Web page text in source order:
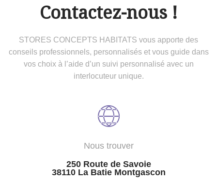
Contactez-nous !
STORES CONCEPTS HABITATS vous apporte des
conseils professionnels, personnalisés et vous guide dans
vos choix à l’aide d’un suivi personnalisé avec un
interlocuteur unique.
Nous trouver
250 Route de Savoie
38110 La Batie Montgascon